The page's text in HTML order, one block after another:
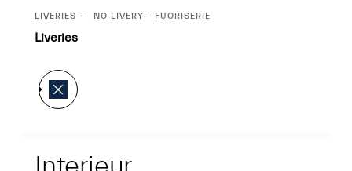
CURRENT
LIVERIES NO LIVERY - FUORISERIE
Liveries
Interieur